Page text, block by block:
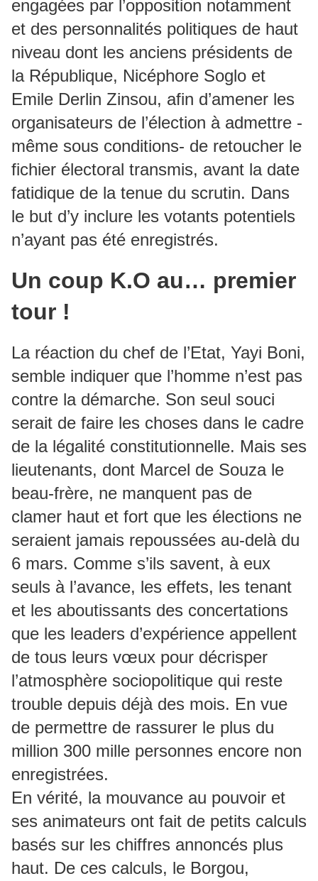
engagées par l’opposition notamment
et des personnalités politiques de haut
niveau dont les anciens présidents de
la République, Nicéphore Soglo et
Emile Derlin Zinsou, afin d’amener les
organisateurs de l’élection à admettre -
même sous conditions- de retoucher le
fichier électoral transmis, avant la date
fatidique de la tenue du scrutin. Dans
le but d’y inclure les votants potentiels
n’ayant pas été enregistrés.
Un coup K.O au… premier
tour !
La réaction du chef de l’Etat, Yayi Boni,
semble indiquer que l’homme n’est pas
contre la démarche. Son seul souci
serait de faire les choses dans le cadre
de la légalité constitutionnelle. Mais ses
lieutenants, dont Marcel de Souza le
beau-frère, ne manquent pas de
clamer haut et fort que les élections ne
seraient jamais repoussées au-delà du
6 mars. Comme s’ils savent, à eux
seuls à l’avance, les effets, les tenant
et les aboutissants des concertations
que les leaders d’expérience appellent
de tous leurs vœux pour décrisper
l’atmosphère sociopolitique qui reste
trouble depuis déjà des mois. En vue
de permettre de rassurer le plus du
million 300 mille personnes encore non
enregistrées.
En vérité, la mouvance au pouvoir et
ses animateurs ont fait de petits calculs
basés sur les chiffres annoncés plus
haut. De ces calculs, le Borgou,